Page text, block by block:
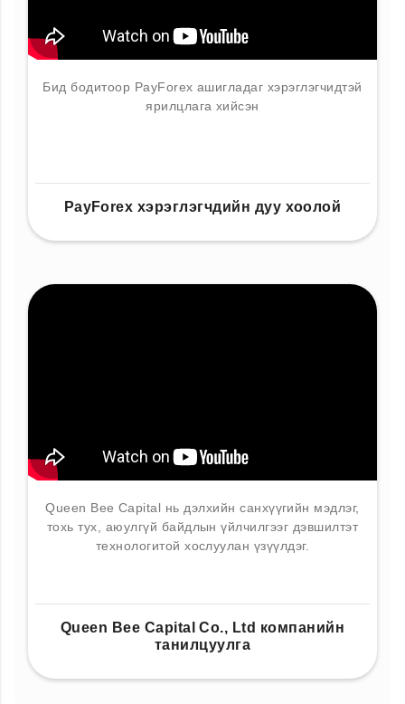
Бид бодитоор PayForex ашигладаг хэрэглэгчидтэй
ярилцлага хийсэн
PayForex хэрэглэгчдийн дуу хоолой
Queen Bee Capital нь дэлхийн санхүүгийн мэдлэг,
тохь тух, аюулгүй байдлын үйлчилгээг дэвшилтэт
технологитой хослуулан үзүүлдэг.
Queen Bee Capital Co., Ltd компанийн
танилцуулга